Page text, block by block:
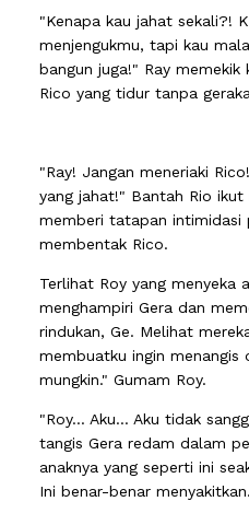
"Kenapa kau jahat sekali?!
menjengukmu, tapi kau
bangun juga!" Ray memekik
Rico yang tidur tanpa
"Ray! Jangan meneriaki
yang jahat!" Bantah Rio ikut
memberi tatapan intimidasi
membentak Rico.
Terlihat Roy yang menyeka
menghampiri Gera dan
rindukan, Ge. Melihat
membuatku ingin menangis
mungkin." Gumam Roy.
"Roy... Aku... Aku tidak
tangis Gera redam dalam
anaknya yang seperti ini
Ini benar-benar menyakitkan.